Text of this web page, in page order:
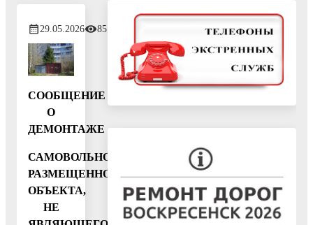
29.05.2026 85
СООБЩЕНИЕ
О
ДЕМОНТАЖЕ
САМОВОЛЬНО
РАЗМЕЩЕННОГО
ОБЪЕКТА,
НЕ